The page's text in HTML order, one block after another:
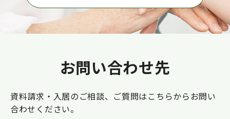
お問い合わせ先
資料請求・入居のご相談、ご質問はこちらからお問い
合わせください。